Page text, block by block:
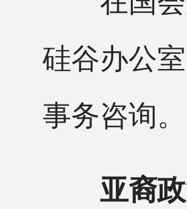
硅谷办公
事务咨询。
亚裔政